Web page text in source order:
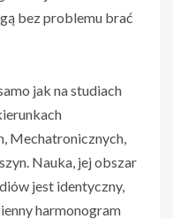
bez problemu brać
jak na studiach
Mechatronicznych,
Nauka, jej obszar
jest identyczny,
harmonogram